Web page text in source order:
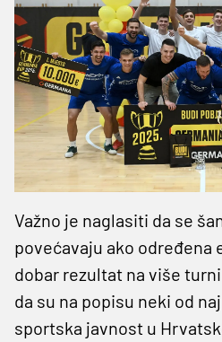
Važno je naglasiti da se
povećavaju ako određena
dobar rezultat na više
da su na popisu neki od
sportska javnost u